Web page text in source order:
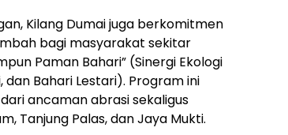
Kilang Dumai juga berkomitmen
bagi masyarakat sekitar
Paman Bahari” (Sinergi Ekologi
dan Bahari Lestari). Program ini
ancaman abrasi sekaligus
Tanjung Palas, dan Jaya Mukti.